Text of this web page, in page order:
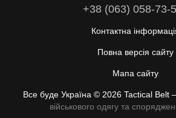
+38 (063) 058-73-
Контактна
Повна версія сайту
Мапа сайту
Все буде Україна © 2026 Tactical Belt –
військового одягу та